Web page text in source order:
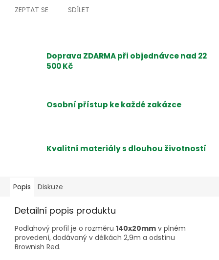
ZEPTAT SE SDÍLET
Doprava ZDARMA při objednávce nad 22
500 Kč
Osobní přístup ke každé zakázce
Kvalitní materiály s dlouhou životností
Popis Diskuze
Detailní popis produktu
Podlahový profil je o rozměru 140x20mm v plném
provedení, dodávaný v délkách 2,9m a odstínu
Brownish Red.